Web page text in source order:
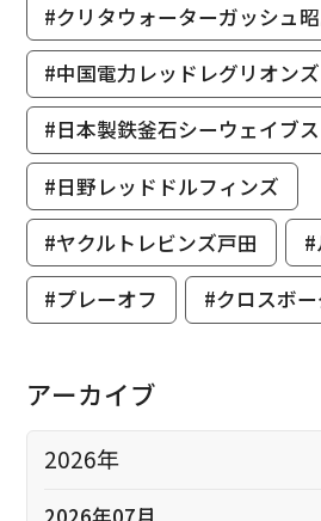
#クリタウォーターガッシュ
#中国電力レッドレグリオンズ
#日本製鉄釜石シーウェイブス
#日野レッドドルフィンズ
#ヤクルトレビンズ戸田
#プレーオフ
#クロスボ
アーカイブ
2026年